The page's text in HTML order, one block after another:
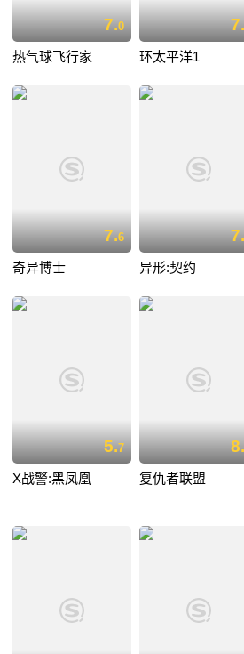
7.0
热气球飞行家 环太平洋1
7.6
奇异博士 异形:契约
5.7
X战警:黑凤凰 复仇者联盟